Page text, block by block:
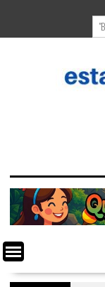
contenido